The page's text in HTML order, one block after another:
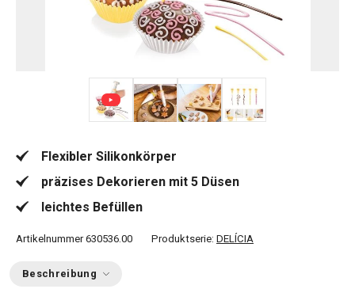
Flexibler Silikonkörper
präzises Dekorieren mit 5 Düsen
leichtes Befüllen
Artikelnummer 630536.00 Produktserie: DELÍCIA
Beschreibung